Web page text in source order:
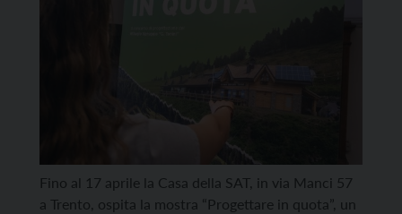
Fino al 17 aprile la Casa della SAT, in via Manci 57
a Trento, ospita la mostra “Progettare in quota”, un